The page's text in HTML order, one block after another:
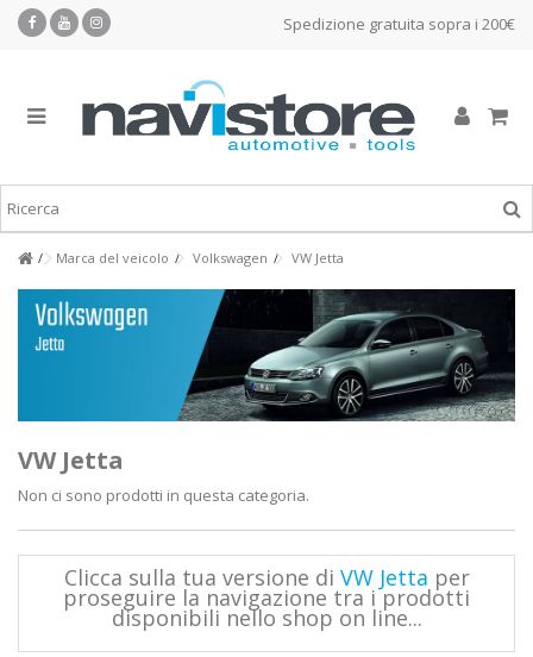
Spedizione gratuita sopra i 200€
Marca del veicolo Volkswagen VW Jetta
VW Jetta
Non ci sono prodotti in questa categoria.
Clicca sulla tua versione di VW Jetta per
proseguire la navigazione tra i prodotti
disponibili nello shop on line...